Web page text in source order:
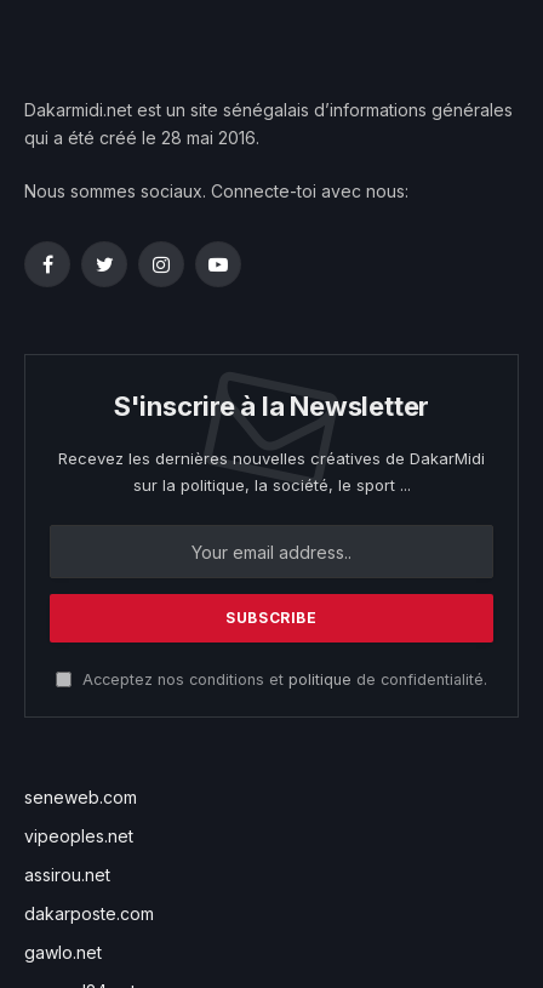
Dakarmidi.net est un site sénégalais d’informations générales
qui a été créé le 28 mai 2016.
Nous sommes sociaux. Connecte-toi avec nous:
FacebookTwitterInstagramYouTube
S'inscrire à la Newsletter
Recevez les dernières nouvelles créatives de DakarMidi
sur la politique, la société, le sport ...
Acceptez nos conditions et politique de confidentialité.
seneweb.com
vipeoples.net
assirou.net
dakarposte.com
gawlo.net